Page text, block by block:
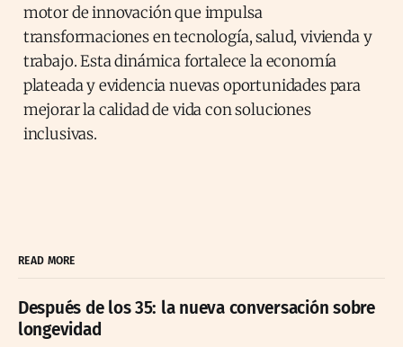
motor de innovación que impulsa
transformaciones en tecnología, salud, vivienda y
trabajo. Esta dinámica fortalece la economía
plateada y evidencia nuevas oportunidades para
mejorar la calidad de vida con soluciones
inclusivas.
READ MORE
Después de los 35: la nueva conversación sobre
longevidad